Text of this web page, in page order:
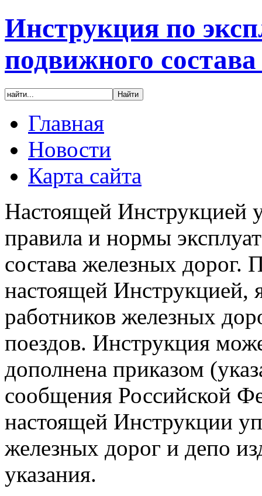
Инструкция по
подвижного
Главная
Новости
Карта сайта
Настоящей Инструкцией
правила и нормы
состава железных дорог.
настоящей Инструкцией,
работников железных
поездов. Инструкция
дополнена приказом
сообщения Российской
настоящей Инструкции
железных дорог и депо
указания.